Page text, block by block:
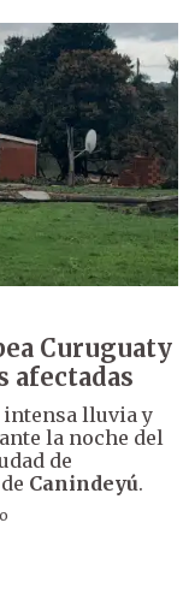
Curuguaty
afectadas
intensa lluvia y
la noche del
de
Canindeyú.